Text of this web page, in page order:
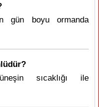
gün boyu ormanda
sıcaklığı ile